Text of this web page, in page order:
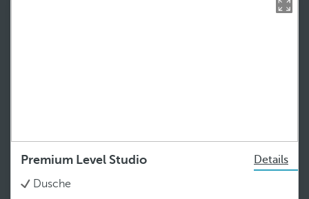
Premium Level Studio
Details
Dusche